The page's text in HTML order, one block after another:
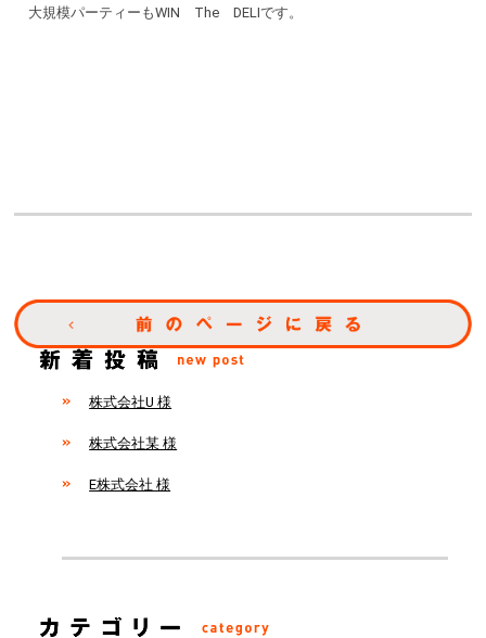
大規模パーティーもWIN The DELIです。
株式会社U 様
株式会社某 様
E株式会社 様